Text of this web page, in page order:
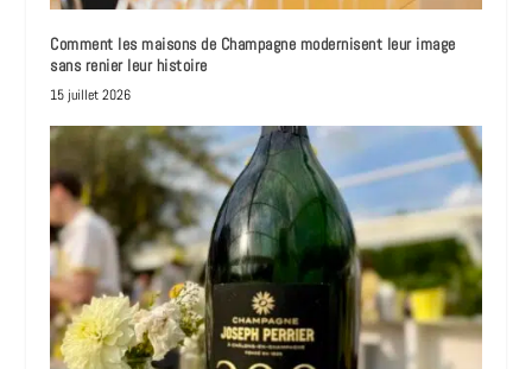
Comment les maisons de Champagne modernisent leur image
sans renier leur histoire
15 juillet 2026